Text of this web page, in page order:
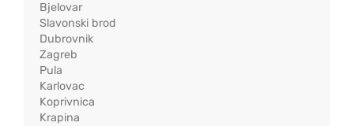
Bjelovar
Slavonski brod
Dubrovnik
Zagreb
Pula
Karlovac
Koprivnica
Krapina